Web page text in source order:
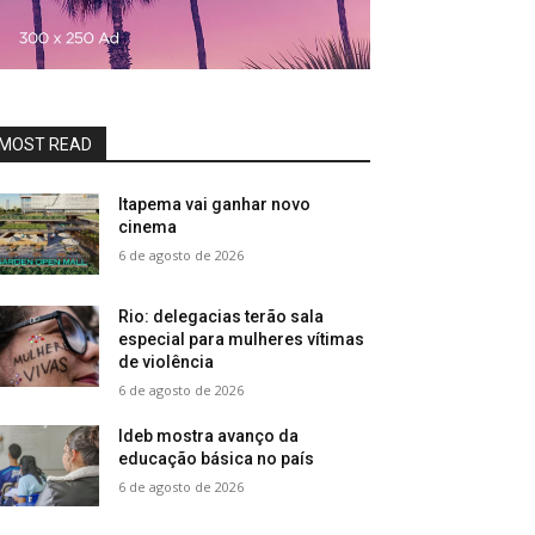
READ
Itapema vai ganhar novo
cinema
6 de agosto de 2026
Rio: delegacias terão sala
especial para mulheres vítimas
de violência
6 de agosto de 2026
Ideb mostra avanço da
educação básica no país
6 de agosto de 2026